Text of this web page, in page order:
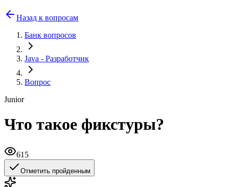
Назад к вопросам
Банк вопросов
Java - Разработчик
Вопрос
Junior
Что такое фикстуры?
615
Отметить пройденным